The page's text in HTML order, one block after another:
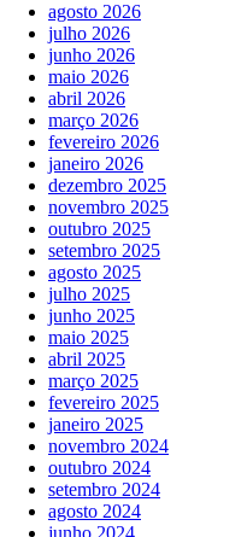
agosto 2026
julho 2026
junho 2026
maio 2026
abril 2026
março 2026
fevereiro 2026
janeiro 2026
dezembro 2025
novembro 2025
outubro 2025
setembro 2025
agosto 2025
julho 2025
junho 2025
maio 2025
abril 2025
março 2025
fevereiro 2025
janeiro 2025
novembro 2024
outubro 2024
setembro 2024
agosto 2024
junho 2024